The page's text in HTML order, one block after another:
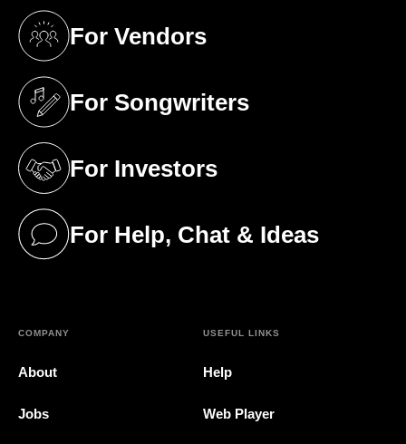
For Vendors
(opens in a new tab)
For Songwriters
(opens in a new tab)
For Investors
(opens in a new tab)
For Help, Chat & Ideas
(opens in a new tab)
COMPANY
About
Jobs
USEFUL LINKS
Help
Web Player